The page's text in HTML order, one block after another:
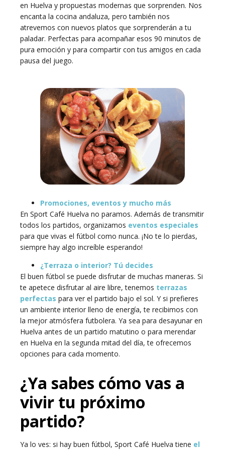
en Huelva y propuestas modernas que sorprenden. Nos
encanta la cocina andaluza, pero también nos
atrevemos con nuevos platos que sorprenderán a tu
paladar. Perfectas para acompañar esos 90 minutos de
pura emoción y para compartir con tus amigos en cada
pausa del juego.
Promociones, eventos y mucho más
En Sport Café Huelva no paramos. Además de transmitir
todos los partidos, organizamos eventos especiales
para que vivas el fútbol como nunca. ¡No te lo pierdas,
siempre hay algo increíble esperando!
¿Terraza o interior? Tú decides
El buen fútbol se puede disfrutar de muchas maneras. Si
te apetece disfrutar al aire libre, tenemos terrazas
perfectas para ver el partido bajo el sol. Y si prefieres
un ambiente interior lleno de energía, te recibimos con
la mejor atmósfera futbolera. Ya sea para desayunar en
Huelva antes de un partido matutino o para merendar
en Huelva en la segunda mitad del día, te ofrecemos
opciones para cada momento.
¿Ya sabes cómo vas a
vivir tu próximo
partido?
Ya lo ves: si hay buen fútbol, Sport Café Huelva tiene el